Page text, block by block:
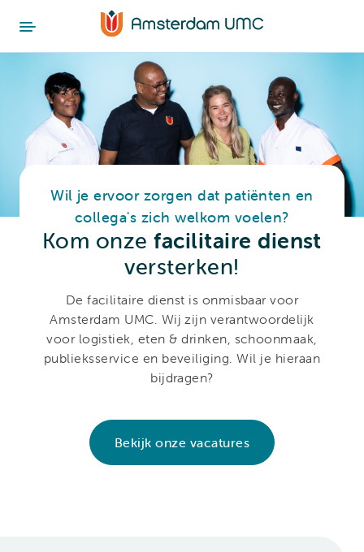
Kom onzefacilitaire dienst
versterken!
Wil je ervoor zorgen dat patiënten en
collega's zich welkom voelen?
De facilitaire dienst is onmisbaar voor
Amsterdam UMC. Wij zijn verantwoordelijk
voor logistiek, eten & drinken, schoonmaak,
publieksservice en beveiliging. Wil je hieraan
bijdragen?
Bekijk onze vacatures